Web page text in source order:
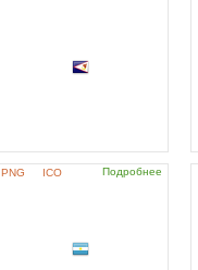
PNG ICO Подробнее